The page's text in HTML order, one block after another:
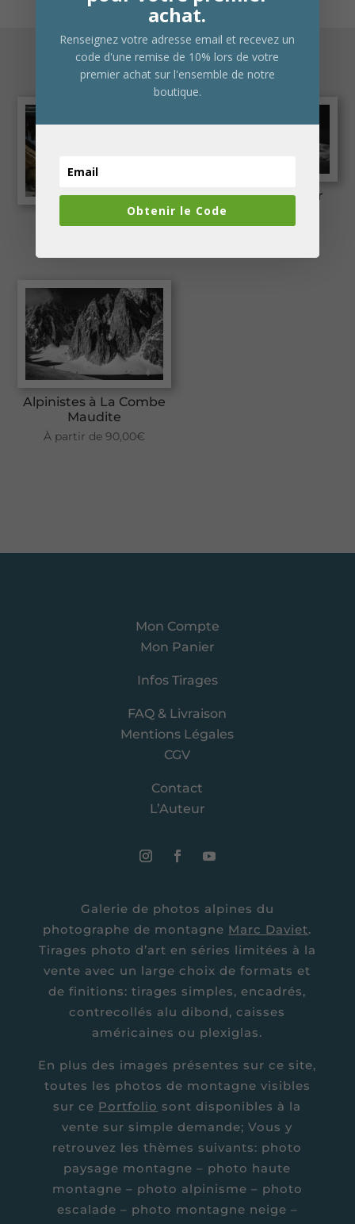
Produits similaires
Arête Kuffner
Derniers rayons sur
l’Aiguille du Midi
À partir de320,00
Alpinistes à La Combe
Maudite
À partir de90,00€
Mon Compte
Mon Panier
Infos Tirages
FAQ & Livraison
Mentions Légales
CGV
Contact
L’Auteur
Galerie de photos alpines du
photographe de montagne Marc Daviet.
Tirages photo d’art en séries limitées à la
vente avec un large choix de formats et
de finitions: tirages simples, encadrés,
contrecollés alu dibond, caisses
américaines ou plexiglas.
En plus des images présentes sur ce site,
toutes les photos de montagne visibles
sur ce Portfolio sont disponibles à la
vente sur simple demande; Vous y
retrouvez les thèmes suivants: photo
paysage montagne – photo haute
montagne – photo alpinisme – photo
escalade – photo montagne neige –
achat.
Renseignez votre adresse email et recevez un
code d'une remise de 10% lors de votre
premier achat sur l'ensemble de notre
boutique.
Obtenir le Code